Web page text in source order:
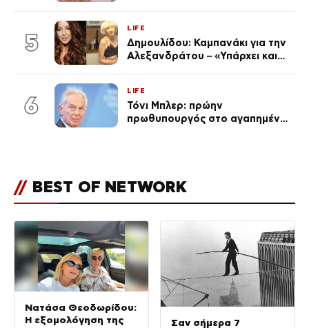
5
LIFE
Δημουλίδου: Καμπανάκι για την
Αλεξανδράτου – «Υπάρχει και
6
LIFE
Τόνι Μπλερ: πρώην
πρωθυπουργός στο αγαπημένο
// BEST OF NETWORK
Νατάσα Θεοδωρίδου:
Η εξομολόγηση της
Σαν σήμερα 7